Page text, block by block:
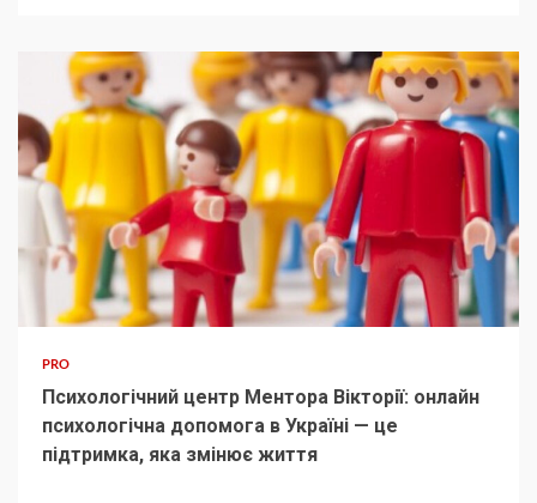
PRO
Психологічний центр Ментора Вікторії: онлайн
психологічна допомога в Україні — це
підтримка, яка змінює життя